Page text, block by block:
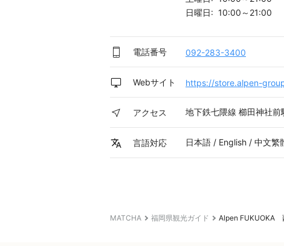
日曜日: 10:00～21:00
電話番号 092-283-3400
Webサイト https://store.alpen-
アクセス 地下鉄七隈線 櫛田神社
言語対応 日本語 / English / 中文
MATCHA 福岡県観光ガイド Alpen FUKUOKA